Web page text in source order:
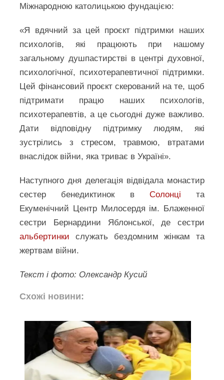
Міжнародною католицькою фундацією:
«Я вдячний за цей проєкт підтримки наших
психологів, які працюють при нашому
загальному душпастирстві в центрі духовної,
психологічної, психотерапевтичної підтримки.
Цей фінансовий проєкт скерований на те, щоб
підтримати працю наших психологів,
психотерапевтів, а це сьогодні дуже важливо.
Дати відповідну підтримку людям, які
зустрілись з стресом, травмою, втратами
внаслідок війни, яка триває в Україні».
Наступного дня делегація відвідала монастир
сестер бенедиктинок в Солонці та
Екуменічний Центр Милосердя ім. Блаженної
сестри Бернардини Яблонської, де сестри
альбертинки служать бездомним жінкам та
жертвам війни.
Текст і фото: Олександр Кусий
Схожі новини: